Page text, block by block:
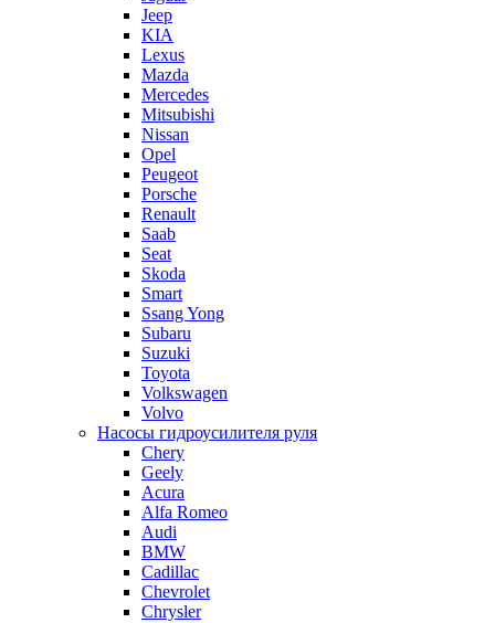
Jeep
KIA
Lexus
Mazda
Mercedes
Mitsubishi
Nissan
Opel
Peugeot
Porsche
Renault
Saab
Seat
Skoda
Smart
Ssang Yong
Subaru
Suzuki
Toyota
Volkswagen
Volvo
Насосы гидроусилителя руля
Chery
Geely
Acura
Alfa Romeo
Audi
BMW
Cadillac
Chevrolet
Chrysler